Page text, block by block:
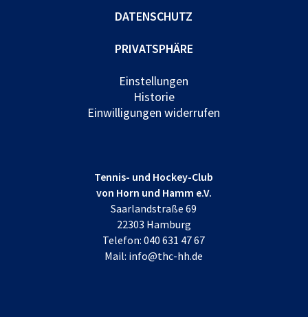
DATENSCHUTZ
PRIVATSPHÄRE
Einstellungen
Historie
Einwilligungen widerrufen
Tennis- und Hockey-Club
von Horn und Hamm e.V.
Saarlandstraße 69
22303 Hamburg
Telefon:040 631 47 67
Mail: info@thc-hh.de